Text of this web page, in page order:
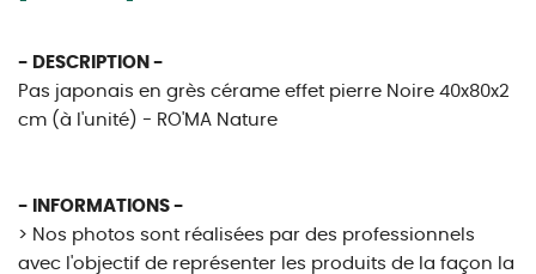
- DESCRIPTION -
Pas japonais en grès cérame effet pierre Noire 40x80x2
cm (à l'unité) - RO'MA Nature
- INFORMATIONS -
> Nos photos sont réalisées par des professionnels
avec l'objectif de représenter les produits de la façon la